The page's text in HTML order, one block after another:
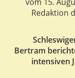
Redaktion
Bertram
intensiven